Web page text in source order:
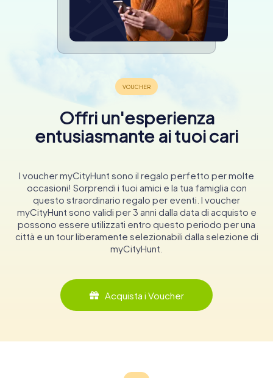
Offri un'esperienza
entusiasmante ai tuoi cari
I voucher myCityHunt sono il regalo perfetto per molte
occasioni! Sorprendi i tuoi amici e la tua famiglia con
questo straordinario regalo per eventi. I voucher
myCityHunt sono validi per 3 anni dalla data di acquisto e
possono essere utilizzati entro questo periodo per una
città e un tour liberamente selezionabili dalla selezione di
myCityHunt.
Acquista i Voucher